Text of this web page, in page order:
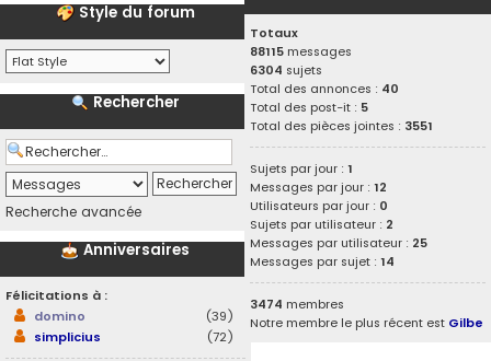
Style du forum
Rechercher
Recherche avancée
Anniversaires
Félicitations à :
domino
(39)
simplicius
(72)
Totaux
88115 messages
6304 sujets
Total des annonces : 40
Total des post-it : 5
Total des pièces jointes : 3551
Sujets par jour :1
Messages par jour :12
Utilisateurs par jour : 0
Sujets par utilisateur : 2
Messages par utilisateur : 25
Messages par sujet :14
3474 membres
Notre membre le plus récent est Gilbe